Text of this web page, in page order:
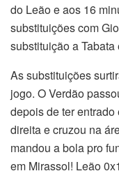
do Leão e aos 16
substituições com
substituição a
As substituições
jogo. O Verdão
depois de ter
direita e cruzou na
mandou a bola pro
em Mirassol! Leão